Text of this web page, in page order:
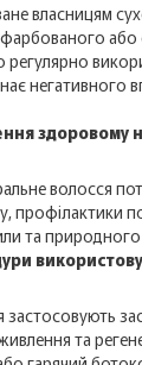
власницям
або
регулярно
негативного
здоровому
волосся
профілактики
та
застосовують
та